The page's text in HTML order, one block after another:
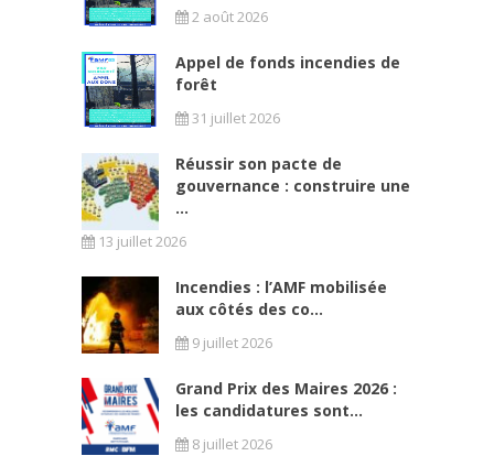
2 août 2026
Appel de fonds incendies de
forêt
31 juillet 2026
Réussir son pacte de
gouvernance : construire une
...
13 juillet 2026
Incendies : l’AMF mobilisée
aux côtés des co...
9 juillet 2026
Grand Prix des Maires 2026 :
les candidatures sont...
8 juillet 2026